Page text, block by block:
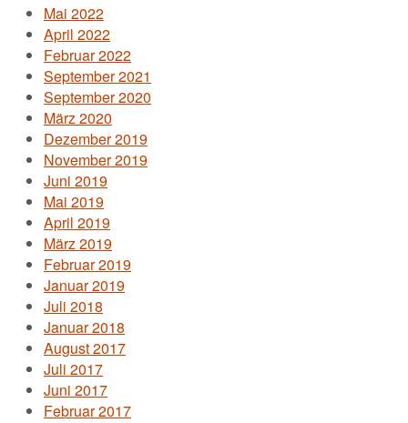
Mai 2022
April 2022
Februar 2022
September 2021
September 2020
März 2020
Dezember 2019
November 2019
Juni 2019
Mai 2019
April 2019
März 2019
Februar 2019
Januar 2019
Juli 2018
Januar 2018
August 2017
Juli 2017
Juni 2017
Februar 2017